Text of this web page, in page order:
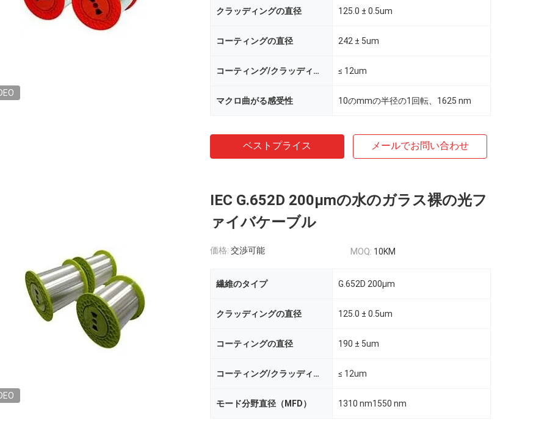
クラッディングの直径 125.0 ± 0.5um
コーティングの直径 242 ± 5um
コーティング/クラッディングの同心性の間違い ≤ 12um
マクロ曲がる感受性 10のmmの半径の1回転、1625 nm
ベストプライス メールでお問い合わせ
IEC G.652D 200µmの水のガラス裸の光フ
ァイバケーブル
価格: 交渉可能 MOQ: 10KM
繊維のタイプ G.652D 200µm
クラッディングの直径 125.0 ± 0.5um
コーティングの直径 190 ± 5um
コーティング/クラッディングの同心性の間違い ≤ 12um
モード分野直径（MFD） 1310 nm1550 nm